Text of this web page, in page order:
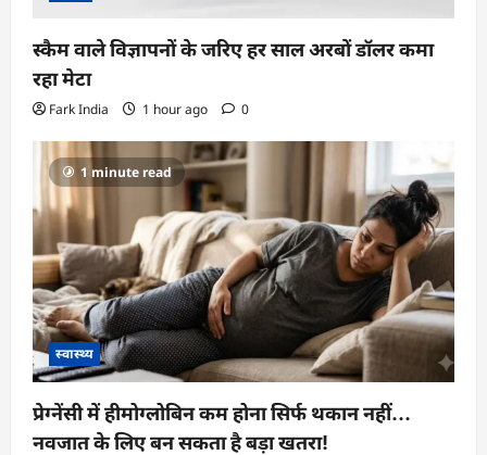
स्कैम वाले विज्ञापनों के जरिए हर साल अरबों डॉलर कमा
रहा मेटा
Fark India 1 hour ago 0
1 minute read
स्वास्थ्य
प्रेग्नेंसी में हीमोग्लोबिन कम होना सिर्फ थकान नहीं…
नवजात के लिए बन सकता है बड़ा खतरा!